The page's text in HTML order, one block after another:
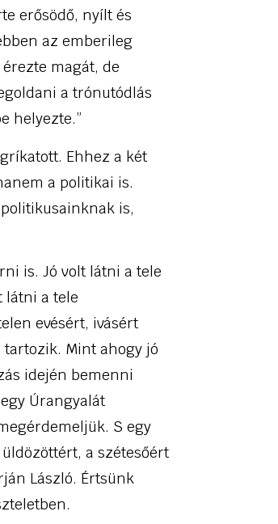
erősödő, nyílt és
az emberileg
magát, de
a trónutódlás
helyezte.”
Ehhez a két
a politikai is.
is,
is. Jó volt látni a tele
látni a tele
evésért, ivásért
Mint ahogy jó
idején bemenni
Úrangyalát
S egy
a szétesőért
László. Értsünk